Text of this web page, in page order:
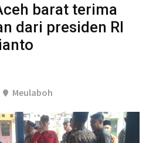
barat terima
dari presiden RI
Meulaboh